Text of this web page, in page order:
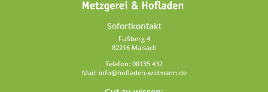
Sofortkontakt
Fußberg 4
82216 Maisach
Telefon: 08135 432
Mail: info@hofladen-widmann.de